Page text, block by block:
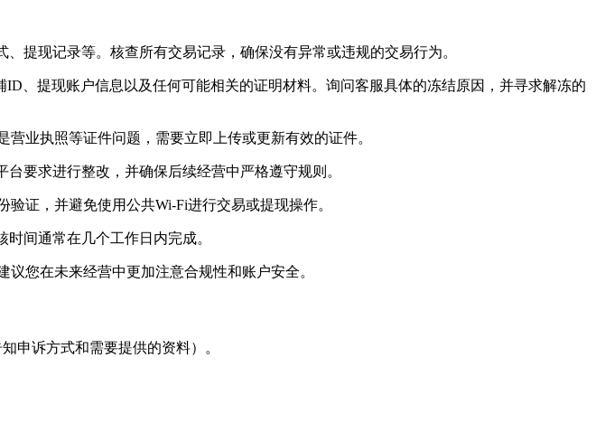
提现记录等。核查所有交易记录，确保没有异常或违规的交易行为。
、提现账户信息以及任何可能相关的证明材料。询问客服具体的冻结原因，并寻求解冻的
业执照等证件问题，需要立即上传或更新有效的证件。
要求进行整改，并确保后续经营中严格遵守规则。
证，并避免使用公共Wi-Fi进行交易或提现操作。
间通常在几个工作日内完成。
您在未来经营中更加注意合规性和账户安全。
申诉方式和需要提供的资料）。